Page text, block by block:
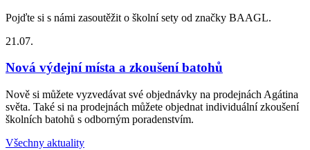
Pojďte si s námi zasoutěžit o školní sety od značky BAAGL.
21.07.
Nová výdejní místa a zkoušení batohů
Nově si můžete vyzvedávat své objednávky na prodejnách Agátina
světa. Také si na prodejnách můžete objednat individuální zkoušení
školních batohů s odborným poradenstvím.
Všechny aktuality